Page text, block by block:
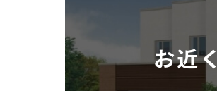
お近